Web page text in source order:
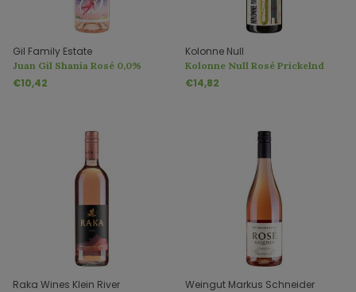
Gil Family Estate
Juan Gil Shania Rosé 0,0%
Alcoholvrij
€10,42
Kolonne Null
Kolonne Null Rosé Prickelnd
Alkoholfrei
€14,82
Raka Wines Klein River Weingut Markus Schneider